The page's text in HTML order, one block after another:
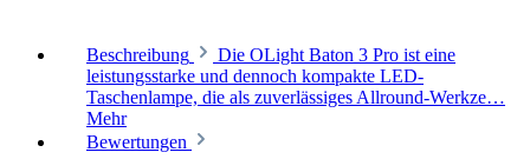
Beschreibung
Die OLight Baton 3 Pro ist eine
leistungsstarke und dennoch kompakte LED-
Taschenlampe, die als zuverlässiges Allround-Werkze…
Mehr
Bewertungen